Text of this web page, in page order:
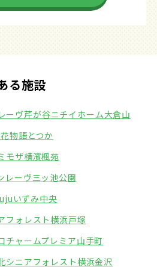
る施設
ーヴ芹が谷ニチイホーム大倉山
花物語とつか
モザ横濱楓苑
レーヴ三ッ池公園
いずみ中央
フォレスト横浜戸塚
チャームプレミア山手町
シニアフォレスト横浜金沢